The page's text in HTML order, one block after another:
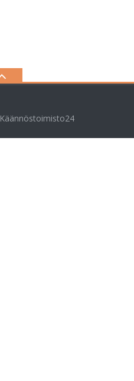
Käännöstoimisto24